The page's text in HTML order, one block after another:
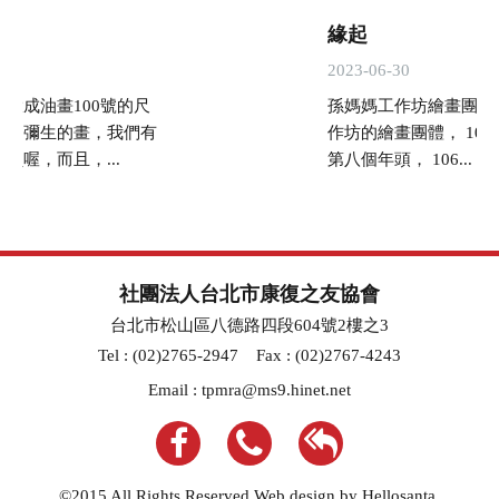
成油畫100號的尺
間彌生的畫，我們有
員喔，而且，...
緣起
2023-06-30
孫媽媽工作坊繪畫團
作坊的繪畫團體， 104
第八個年頭， 106...
社團法人台北市康復之友協會
台北市松山區八德路四段604號2樓之3
Tel : (02)2765-2947
Fax : (02)2767-4243
Email : tpmra@ms9.hinet.net
©2015 All Rights Reserved.Web design by Hellosanta.